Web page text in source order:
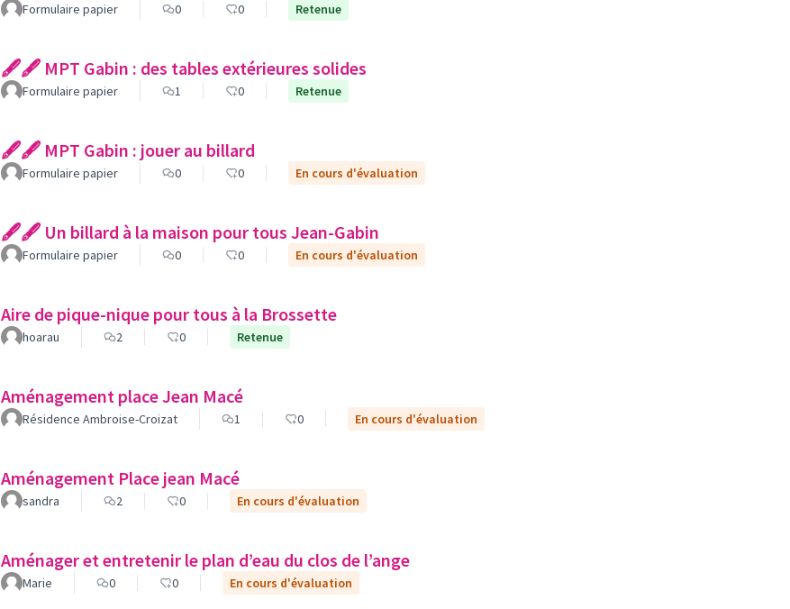
Formulaire papier 0 0 Retenue
🖋🖋 MPT Gabin : des tables extérieures solides
Formulaire papier 1 0 Retenue
🖋🖋 MPT Gabin : jouer au billard
Formulaire papier 0 0 En cours d'évaluation
🖋🖋 Un billard à la maison pour tous Jean-Gabin
Formulaire papier 0 0 En cours d'évaluation
Aire de pique-nique pour tous à la Brossette
hoarau 2 0 Retenue
Aménagement place Jean Macé
Résidence Ambroise-Croizat 1 0 En cours d'évaluation
Aménagement Place jean Macé
sandra 2 0 En cours d'évaluation
Aménager et entretenir le plan d’eau du clos de l’ange
Marie 0 0 En cours d'évaluation